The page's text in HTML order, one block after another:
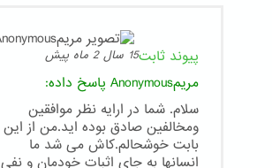
پیوند ثابت15 سال 2 ماه پیش
مریمAnonymous
پاسخ داده:
سلام. شما در ارایه نظر موافقین
ومخالفین صادق بوده اید.من از این
بابت خوشحالم.کاش می شد ما
انسانها به جای اثبات خودمان و نفی